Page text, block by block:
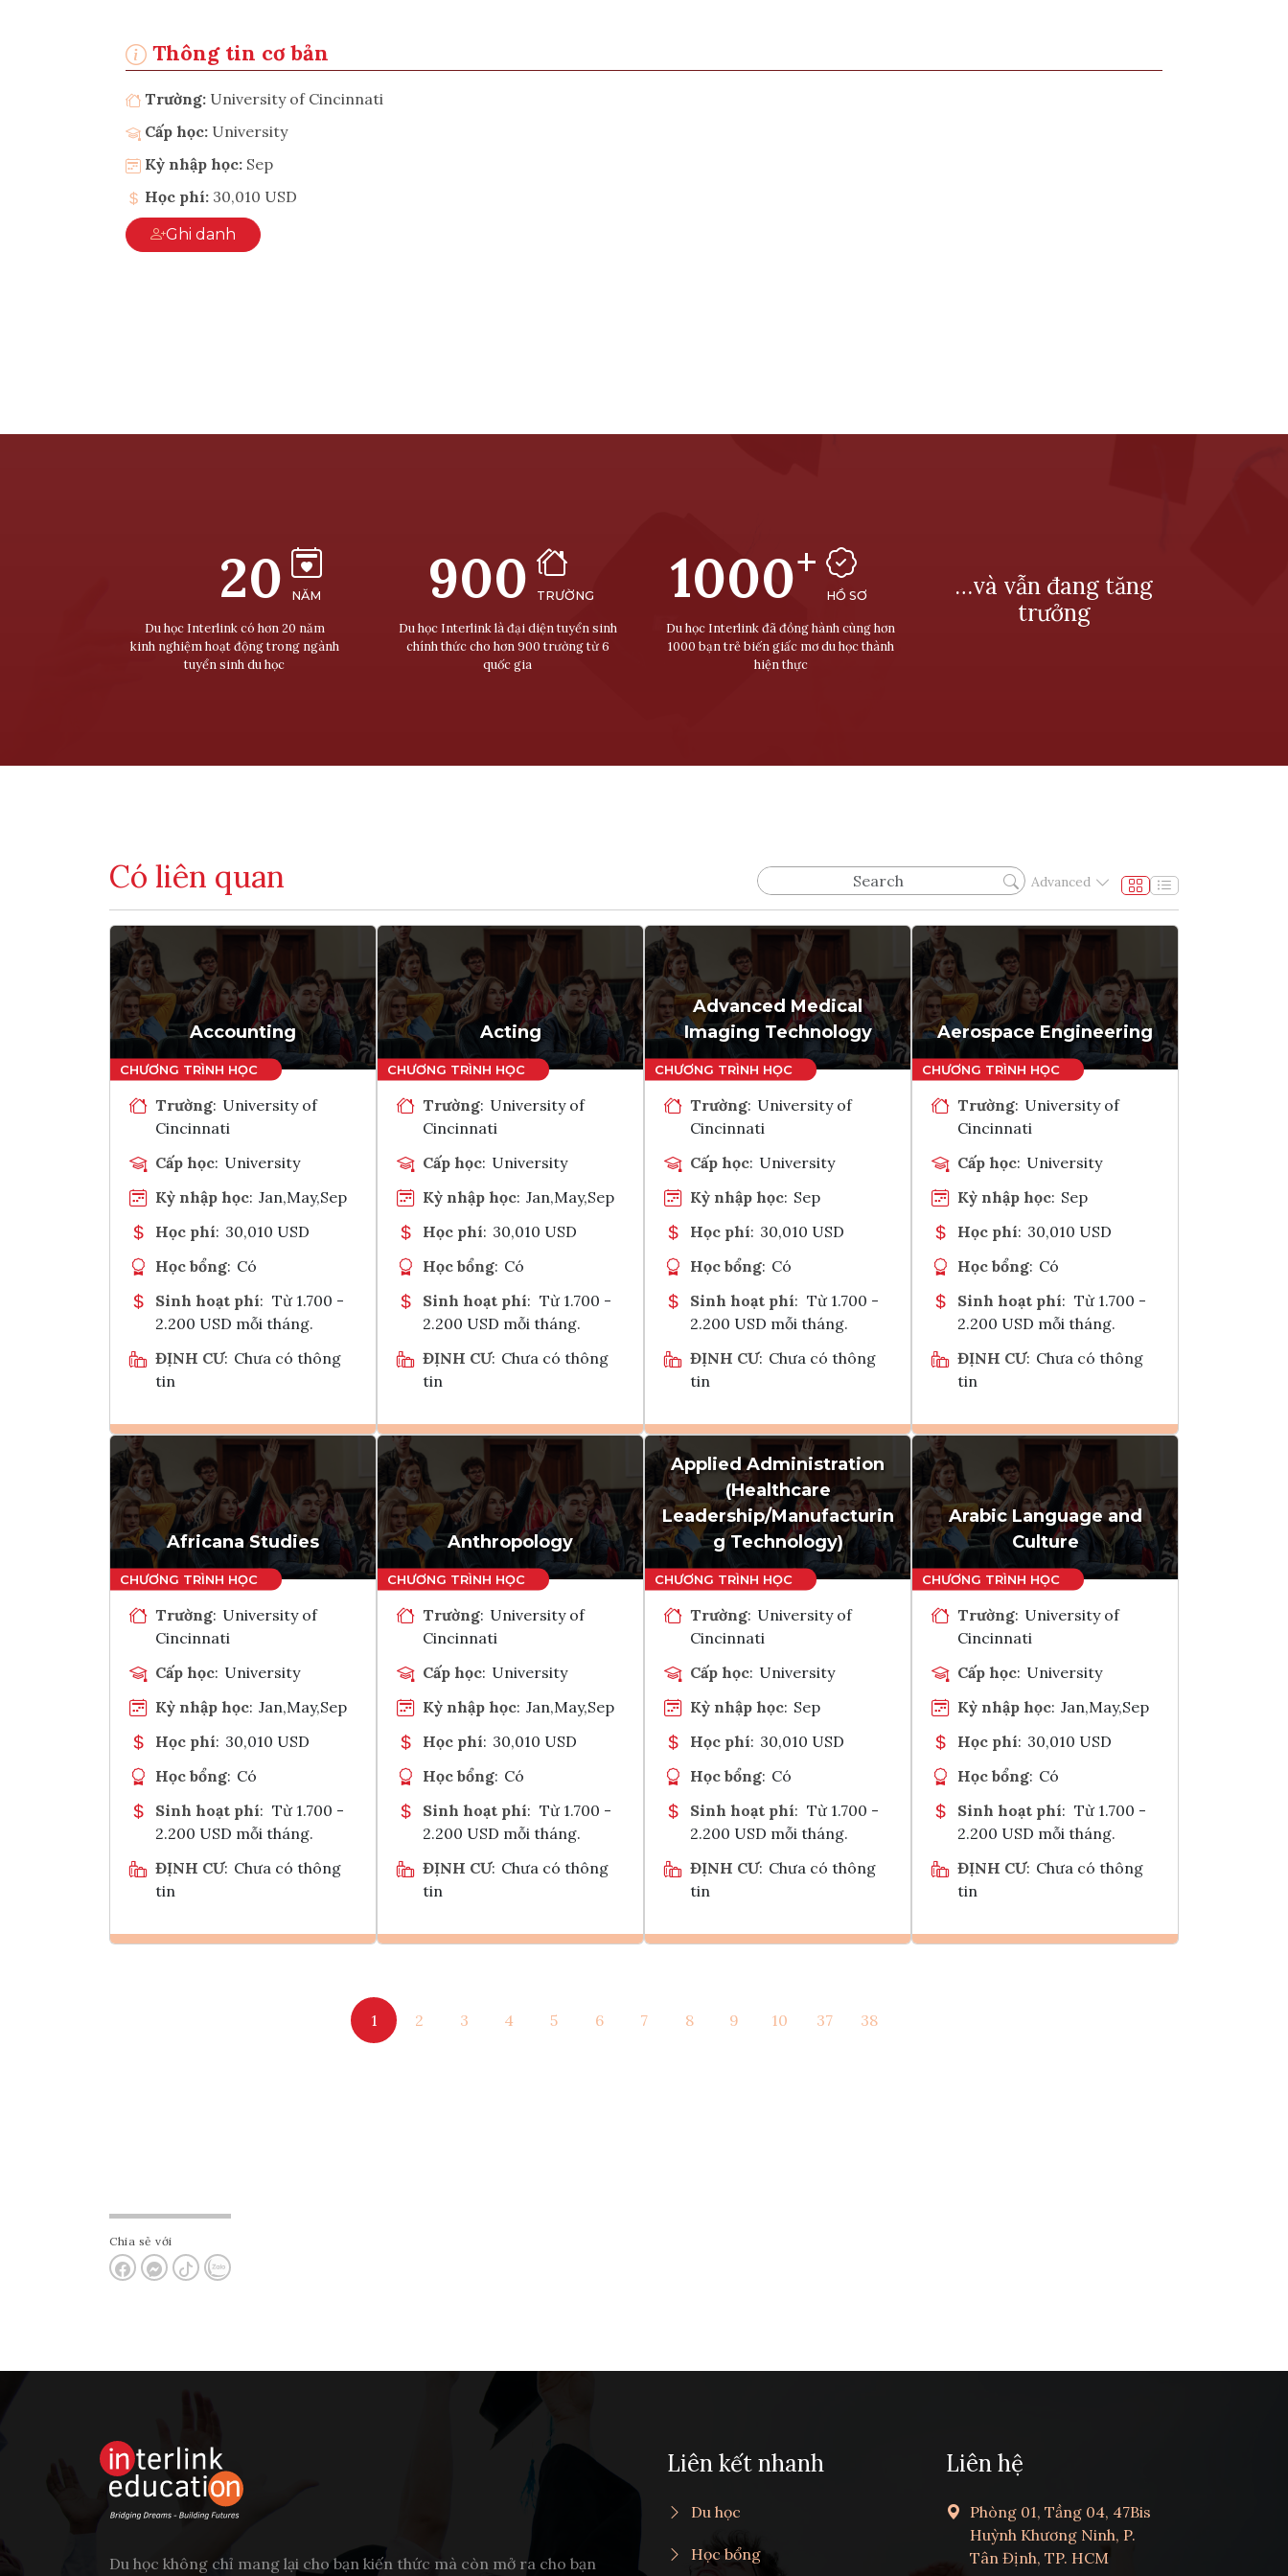
Thông tin cơ bản
Trường: University of Cincinnati
Cấp học: University
Kỳ nhập học: Sep
Học phí: 30,010 USD
Ghi danh
20 NĂM
Du học Interlink có hơn 20 năm
kinh nghiệm hoạt động trong ngành
tuyển sinh du học
900 TRƯỜNG
Du học Interlink là đại diện tuyển sinh
chính thức cho hơn 900 trường từ 6
quốc gia
1000+
HỒ SƠ
Du học Interlink đã đồng hành cùng hơn
1000 bạn trẻ biến giấc mơ du học thành
hiện thực
…và vẫn đang tăng
trưởng
Có liên quan Advanced
Accounting
Trường: University of
Cincinnati
Cấp học: University
Kỳ nhập học: Jan,May,Sep
Học phí: 30,010 USD
Học bổng: Có
Sinh hoạt phí: Từ 1.700 -
2.200 USD mỗi tháng.
ĐỊNH CƯ: Chưa có thông
tin
Ghi danh
Tham vấn Interlink
Acting
Trường: University of
Cincinnati
Cấp học: University
Kỳ nhập học: Jan,May,Sep
Học phí: 30,010 USD
Học bổng: Có
Sinh hoạt phí: Từ 1.700 -
2.200 USD mỗi tháng.
ĐỊNH CƯ: Chưa có thông
tin
Ghi danh
Tham vấn Interlink
Advanced Medical
Imaging Technology
Trường: University of
Cincinnati
Cấp học: University
Kỳ nhập học: Sep
Học phí: 30,010 USD
Học bổng: Có
Sinh hoạt phí: Từ 1.700 -
2.200 USD mỗi tháng.
ĐỊNH CƯ: Chưa có thông
tin
Ghi danh
Tham vấn Interlink
Aerospace Engineering
Trường: University of
Cincinnati
Cấp học: University
Kỳ nhập học: Sep
Học phí: 30,010 USD
Học bổng: Có
Sinh hoạt phí: Từ 1.700 -
2.200 USD mỗi tháng.
ĐỊNH CƯ: Chưa có thông
tin
Ghi danh
Tham vấn Interlink
Africana Studies
Trường: University of
Cincinnati
Cấp học: University
Kỳ nhập học: Jan,May,Sep
Học phí: 30,010 USD
Học bổng: Có
Sinh hoạt phí: Từ 1.700 -
2.200 USD mỗi tháng.
ĐỊNH CƯ: Chưa có thông
tin
Anthropology
Trường: University of
Cincinnati
Cấp học: University
Kỳ nhập học: Jan,May,Sep
Học phí: 30,010 USD
Học bổng: Có
Sinh hoạt phí: Từ 1.700 -
2.200 USD mỗi tháng.
ĐỊNH CƯ: Chưa có thông
tin
Tham vấn Interlink
Applied Administration
(Healthcare
Leadership/Manufacturin
g Technology)
Trường: University of
Cincinnati
Cấp học: University
Kỳ nhập học: Sep
Học phí: 30,010 USD
Học bổng: Có
Sinh hoạt phí: Từ 1.700 -
2.200 USD mỗi tháng.
ĐỊNH CƯ: Chưa có thông
tin
Tham vấn Interlink
Arabic Language and
Culture
Trường: University of
Cincinnati
Cấp học: University
Kỳ nhập học: Jan,May,Sep
Học phí: 30,010 USD
Học bổng: Có
Sinh hoạt phí: Từ 1.700 -
2.200 USD mỗi tháng.
ĐỊNH CƯ: Chưa có thông
tin
1 2 3 4 5 6 7 8 9 10 37 38
Chia sẻ với
Du học không chỉ mang lại cho bạn kiến thức mà còn mở ra cho bạn
Liên kết nhanh
Du học
Học bổng
Liên hệ
Phòng 01, Tầng 04, 47Bis
Huỳnh Khương Ninh, P.
Tân Định, TP. HCM